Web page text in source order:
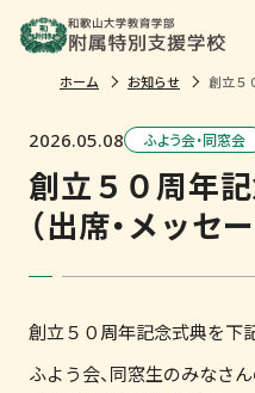
ホーム
お知らせ 創立５
2026.05.08 ふよう会・同窓会
創立５０周年
（出席・メッセー
創立５０周年記念式典を下
ふよう会、同窓生のみなさ